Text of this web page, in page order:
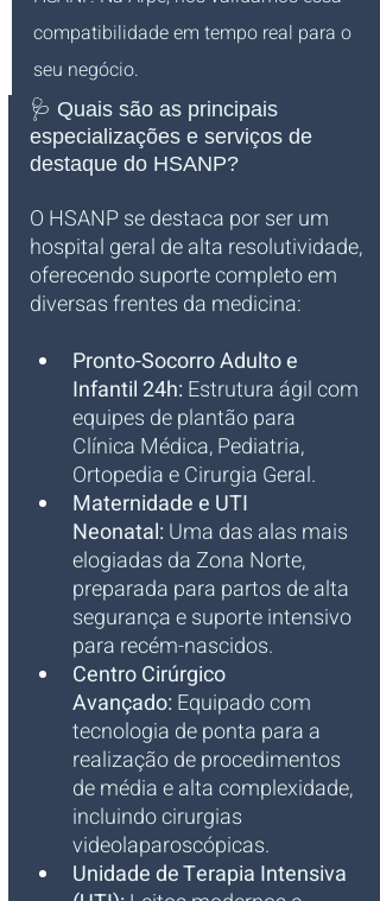
compatibilidade em tempo real para o
seu negócio.
🩺 Quais são as principais
especializações e serviços de
destaque do HSANP?
O HSANP se destaca por ser um
hospital geral de alta resolutividade,
oferecendo suporte completo em
diversas frentes da medicina:
Pronto-Socorro Adulto e
Infantil 24h: Estrutura ágil com
equipes de plantão para
Clínica Médica, Pediatria,
Ortopedia e Cirurgia Geral.
Maternidade e UTI
Neonatal: Uma das alas mais
elogiadas da Zona Norte,
preparada para partos de alta
segurança e suporte intensivo
para recém-nascidos.
Centro Cirúrgico
Avançado: Equipado com
tecnologia de ponta para a
realização de procedimentos
de média e alta complexidade,
incluindo cirurgias
videolaparoscópicas.
Unidade de Terapia Intensiva